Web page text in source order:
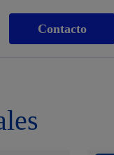
Contacto